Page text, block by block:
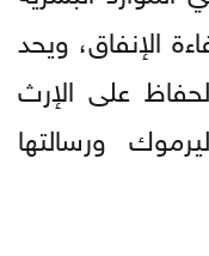
الإنفاق، ويحد
على الإرث
ورسالتها